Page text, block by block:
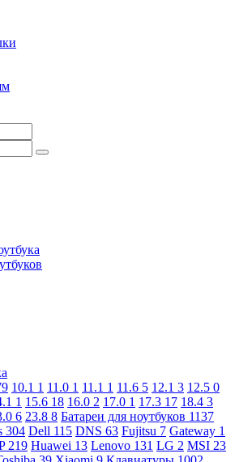
10.1 1 11.0 1 11.1 1 11.6 5 12.1 3 12.5 0
1 15.6 18 16.0 2 17.0 1 17.3 17 18.4 3
6 23.8 8 Батареи для ноутбуков 1137
304 Dell 115 DNS 63 Fujitsu 7 Gateway 1
219 Huawei 13 Lenovo 131 LG 2 MSI 23